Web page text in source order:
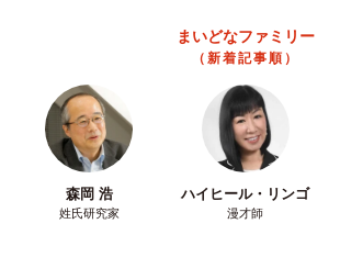
ーー長さは測ったのでしょうか？
まいどなファミリー
（新着記事順）
森岡 浩
姓氏研究家
ハイヒール・リンゴ
漫才師